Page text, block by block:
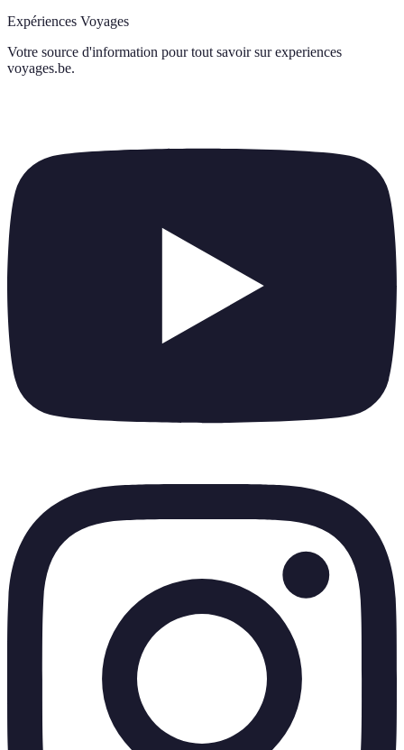
Expériences Voyages
Votre source d'information pour tout savoir sur experiences
voyages.be.